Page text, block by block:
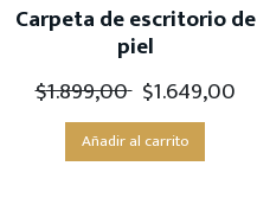
Carpeta de escritorio de
piel
$1.899,00 $1.649,00
Añadir al carrito